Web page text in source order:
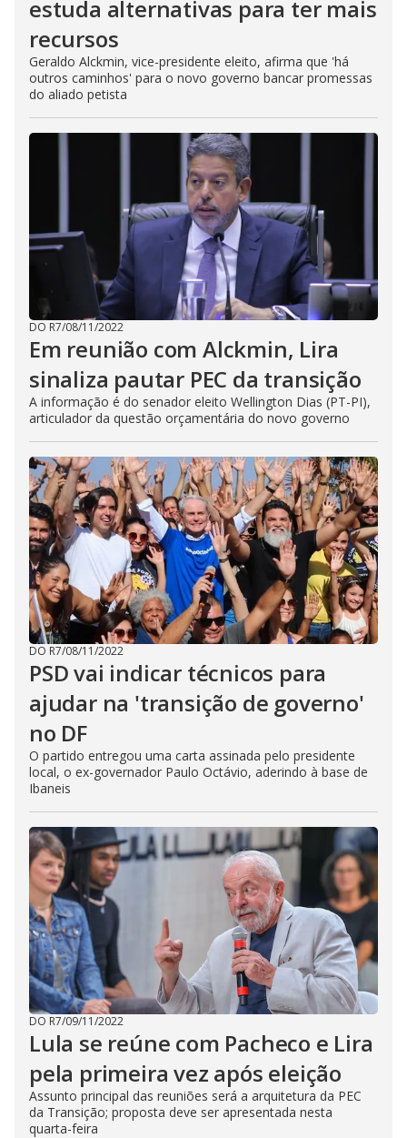
estuda alternativas para ter mais
recursos
Geraldo Alckmin, vice-presidente eleito, afirma que 'há
outros caminhos' para o novo governo bancar promessas
do aliado petista
DO R7/08/11/2022
Em reunião com Alckmin, Lira
sinaliza pautar PEC da transição
A informação é do senador eleito Wellington Dias (PT-PI),
articulador da questão orçamentária do novo governo
DO R7/08/11/2022
PSD vai indicar técnicos para
ajudar na 'transição de governo'
no DF
O partido entregou uma carta assinada pelo presidente
local, o ex-governador Paulo Octávio, aderindo à base de
Ibaneis
DO R7/09/11/2022
Lula se reúne com Pacheco e Lira
pela primeira vez após eleição
Assunto principal das reuniões será a arquitetura da PEC
da Transição; proposta deve ser apresentada nesta
quarta-feira